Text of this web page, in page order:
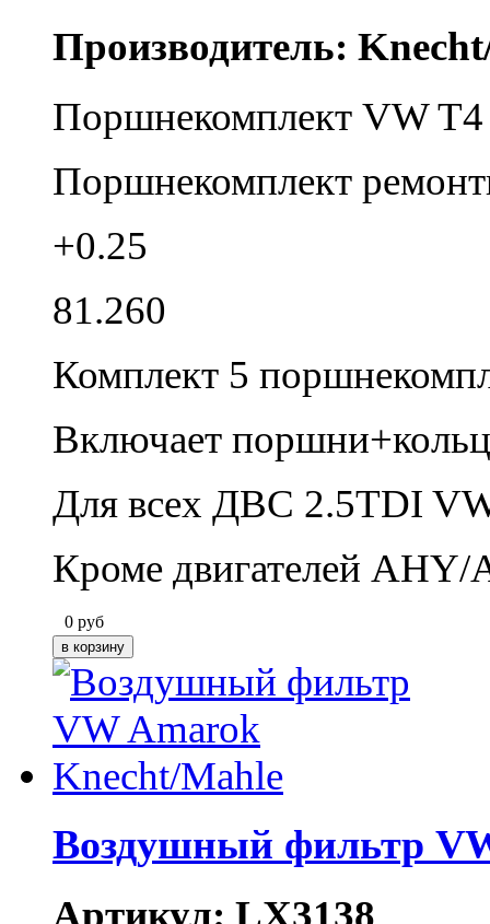
Производитель:
Поршнекомплект VW
Поршнекомплект
+0.25
81.260
Комплект 5
Включает
Для всех ДВС 2.5TDI
Кроме двигателей
0 руб
Воздушный фильтр